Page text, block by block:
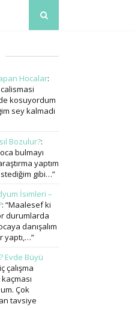
Hocalar:
kosuyordum
sey kalmadi
Bozulur?:
bulmayı
yaptım
gibi…”
İsimleri –
: “Maalesef ki
durumlarda
danışalım
yaptı,…”
Evde Büyü
çalışma
Çok
tavsiye